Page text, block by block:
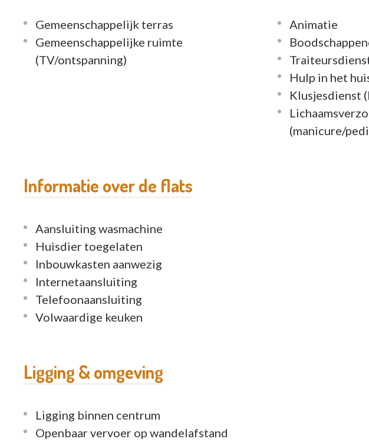
concept ook jongere leeftijdsgroepen kan aanspreken.
Door voldoende variatie en dynamiek in onze woonmix te
gasten, uitnodigen om via de diverse activiteiten en extra services
een inspirerende omgeving waarin niemands energietalent of
De gemeenschappelijke ruimte is een ontmoetingsplaats voor
WIJNHOFis voor personen die kwalitatief wil wonen, met alle
ergonomische ingrepen en is bovendien volledig
​De bewoners worden bijgestaan - waar zij dat wensen- door
dagdagelijkse bezigheden.
Alle flats zijn volledig opgeschilderd en instapklaar!
Contacteer ons gerust voor een vrijblijvende rondleiding.
Gemeenschappelijk terras
Gemeenschappelijke ruimte
(TV/ontspanning)
Animatie
Hulp in het
Klusjesdienst
(manicure/
Informatie over de flats
Aansluiting wasmachine
Huisdier toegelaten
Inbouwkasten aanwezig
Internetaansluiting
Telefoonaansluiting
Volwaardige keuken
Ligging & omgeving
Ligging binnen centrum
Openbaar vervoer op wandelafstand